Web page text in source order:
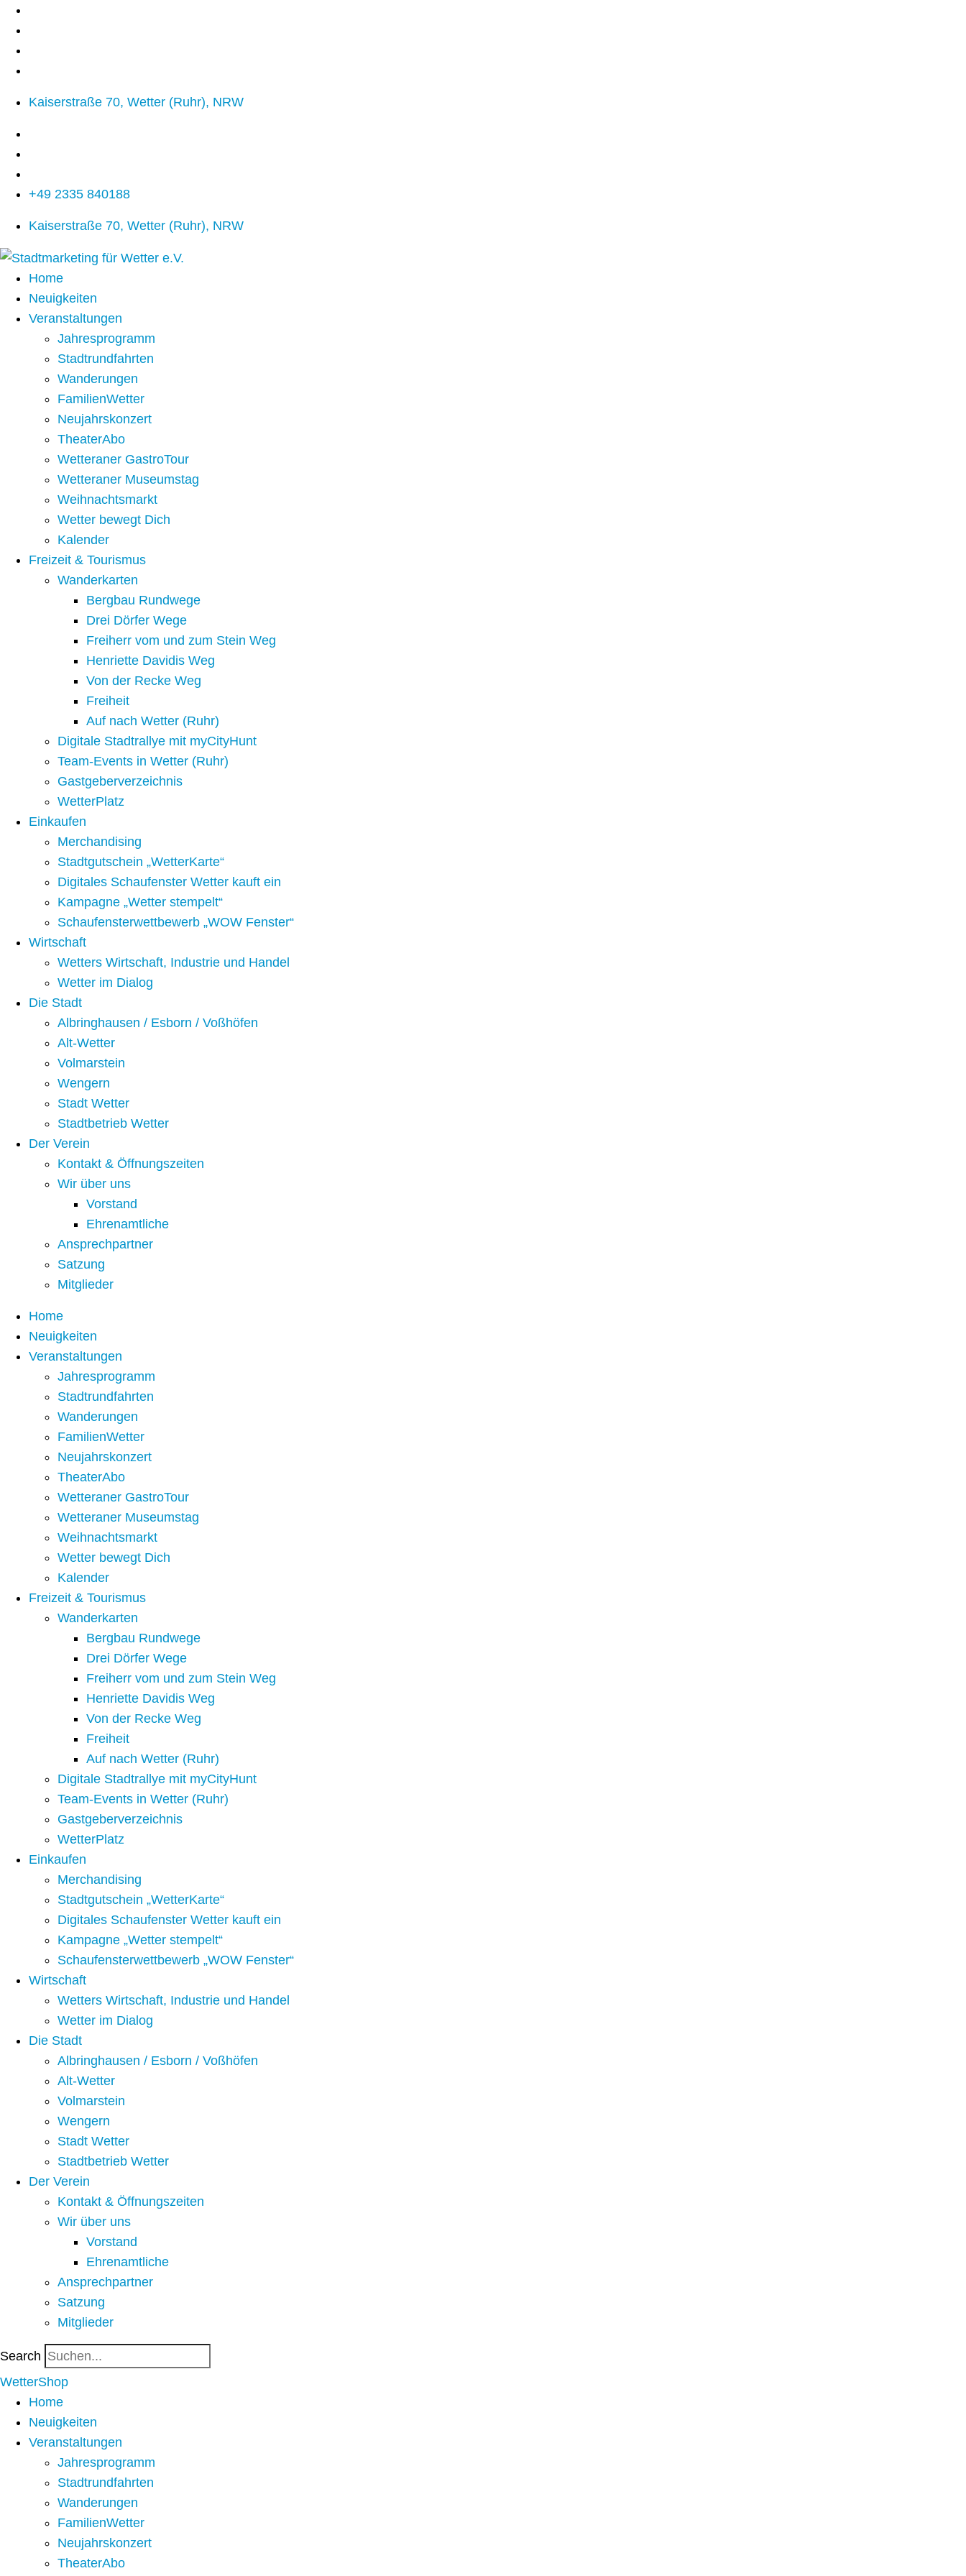
Kaiserstraße 70, Wetter (Ruhr), NRW
+49 2335 840188
Kaiserstraße 70, Wetter (Ruhr), NRW
Home
Neuigkeiten
Veranstaltungen
Jahresprogramm
Stadtrundfahrten
Wanderungen
FamilienWetter
Neujahrskonzert
TheaterAbo
Wetteraner GastroTour
Wetteraner Museumstag
Weihnachtsmarkt
Wetter bewegt Dich
Kalender
Freizeit & Tourismus
Wanderkarten
Bergbau Rundwege
Drei Dörfer Wege
Freiherr vom und zum Stein Weg
Henriette Davidis Weg
Von der Recke Weg
Freiheit
Auf nach Wetter (Ruhr)
Digitale Stadtrallye mit myCityHunt
Team-Events in Wetter (Ruhr)
Gastgeberverzeichnis
WetterPlatz
Einkaufen
Merchandising
Stadtgutschein „WetterKarte“
Digitales Schaufenster Wetter kauft ein
Kampagne „Wetter stempelt“
Schaufensterwettbewerb „WOW Fenster“
Wirtschaft
Wetters Wirtschaft, Industrie und Handel
Wetter im Dialog
Die Stadt
Albringhausen / Esborn / Voßhöfen
Alt-Wetter​
Volmarstein
Wengern
Stadt Wetter
Stadtbetrieb Wetter
Der Verein
Kontakt & Öffnungszeiten
Wir über uns
Vorstand
Ehrenamtliche
Ansprechpartner
Satzung
Mitglieder
Home
Neuigkeiten
Veranstaltungen
Jahresprogramm
Stadtrundfahrten
Wanderungen
FamilienWetter
Neujahrskonzert
TheaterAbo
Wetteraner GastroTour
Wetteraner Museumstag
Weihnachtsmarkt
Wetter bewegt Dich
Kalender
Freizeit & Tourismus
Wanderkarten
Bergbau Rundwege
Drei Dörfer Wege
Freiherr vom und zum Stein Weg
Henriette Davidis Weg
Von der Recke Weg
Freiheit
Auf nach Wetter (Ruhr)
Digitale Stadtrallye mit myCityHunt
Team-Events in Wetter (Ruhr)
Gastgeberverzeichnis
WetterPlatz
Einkaufen
Merchandising
Stadtgutschein „WetterKarte“
Digitales Schaufenster Wetter kauft ein
Kampagne „Wetter stempelt“
Schaufensterwettbewerb „WOW Fenster“
Wirtschaft
Wetters Wirtschaft, Industrie und Handel
Wetter im Dialog
Die Stadt
Albringhausen / Esborn / Voßhöfen
Alt-Wetter​
Volmarstein
Wengern
Stadt Wetter
Stadtbetrieb Wetter
Der Verein
Kontakt & Öffnungszeiten
Wir über uns
Vorstand
Ehrenamtliche
Ansprechpartner
Satzung
Mitglieder
Search
WetterShop
Home
Neuigkeiten
Veranstaltungen
Jahresprogramm
Stadtrundfahrten
Wanderungen
FamilienWetter
Neujahrskonzert
TheaterAbo